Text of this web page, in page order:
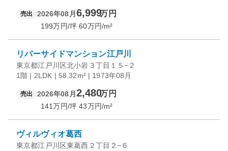
売出 2026年08月 6,999万円
199万円/坪 60万円/m²
リバーサイドマンション江戸川
東京都江戸川区北小岩３丁目１５−２
1階 | 2LDK | 58.32m² | 1973年08月
売出 2026年08月 2,480万円
141万円/坪 43万円/m²
ヴィルヴィオ葛西
東京都江戸川区東葛西２丁目２−６